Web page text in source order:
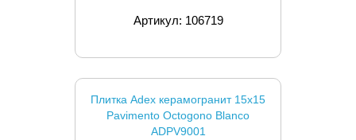
Артикул: 106719
Плитка Adex керамогранит 15x15
Pavimento Octogono Blanco
ADPV9001